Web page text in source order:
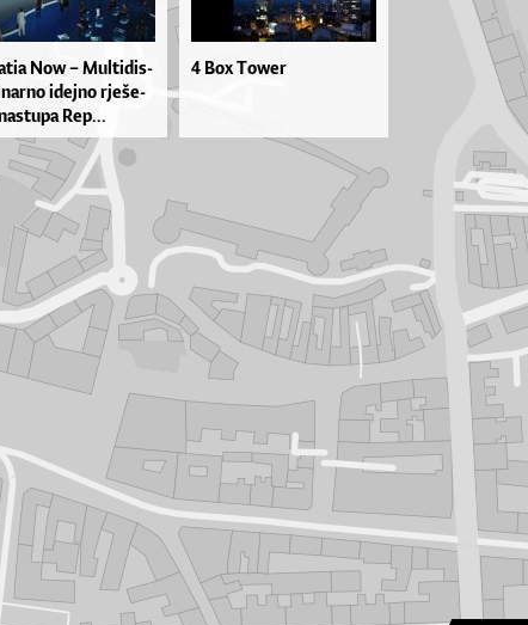
Now – Mul­ti­dis­
idej­no rje­še­
Rep...
4 Box Tower